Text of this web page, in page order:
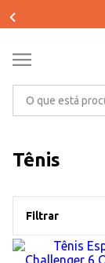
Tênis
Filtrar